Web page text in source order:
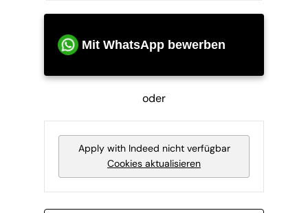
Mit WhatsApp bewerben
oder
Apply with Indeed nicht verfügbar
Cookies aktualisieren